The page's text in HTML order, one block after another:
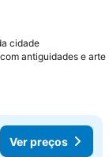
favoritos
cidade
antiguidades e arte
Ver preços